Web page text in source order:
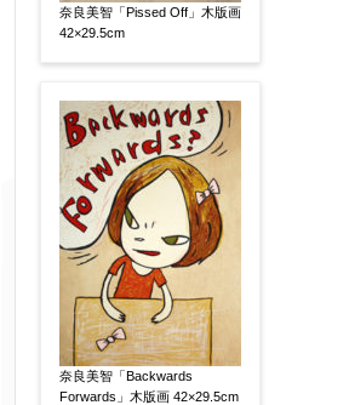
奈良美智「Pissed Off」木版画
42×29.5cm
奈良美智「Backwards
Forwards」木版画 42×29.5cm